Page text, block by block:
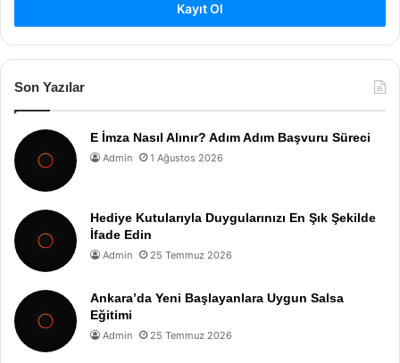
Kayıt Ol
Son Yazılar
E İmza Nasıl Alınır? Adım Adım Başvuru Süreci
Admin 1 Ağustos 2026
Hediye Kutularıyla Duygularınızı En Şık Şekilde
İfade Edin
Admin 25 Temmuz 2026
Ankara’da Yeni Başlayanlara Uygun Salsa
Eğitimi
Admin 25 Temmuz 2026